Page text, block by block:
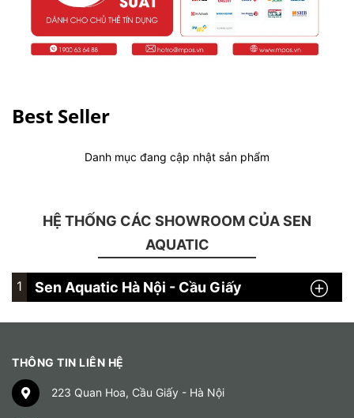
Best Seller
Danh mục đang cập nhật sản phẩm
HỆ THỐNG CÁC SHOWROOM CỦA SEN
AQUATIC
1 Sen Aquatic Hà Nội - Cầu Giấy
THÔNG TIN LIÊN HỆ
223 Quan Hoa, Cầu Giấy - Hà Nội